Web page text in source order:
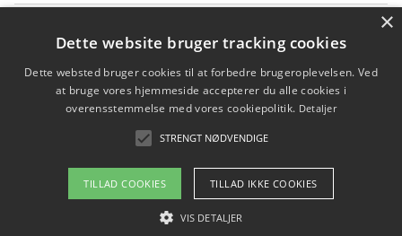
byoplevelser i København
Sådan kan online møder for virksomheder fremme
Copyright 2026 - Pilanto Aps
Om / kontakt
×
Dette website bruger tracking cookies
Dette websted bruger cookies til at forbedre brugeroplevelsen. Ved
at bruge vores hjemmeside accepterer du alle cookies i
overensstemmelse med vores cookiepolitik. Detaljer
STRENGT NØDVENDIGE
TILLAD COOKIES TILLAD IKKE COOKIES
VIS DETALJER